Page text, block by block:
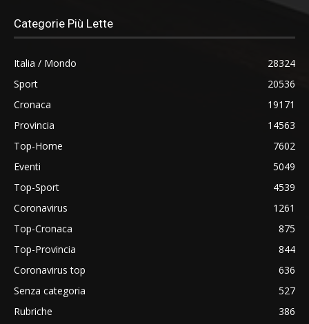
Categorie Più Lette
Italia / Mondo
28324
Sport
20536
Cronaca
19171
Provincia
14563
Top-Home
7602
Eventi
5049
Top-Sport
4539
Coronavirus
1261
Top-Cronaca
875
Top-Provincia
844
Coronavirus top
636
Senza categoria
527
Rubriche
386